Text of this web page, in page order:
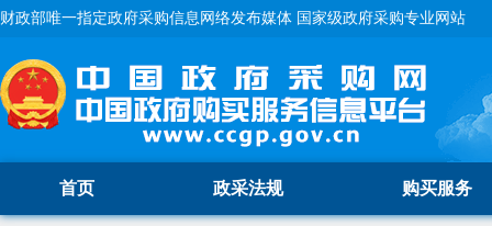
财政部唯一指定政府采购信息网络发布媒体 国家级政府采购专业网站
首页 政采法规 购买服务